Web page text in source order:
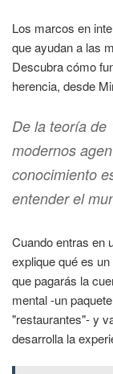
Los marcos en
que ayudan a las
Descubra cómo
herencia, desde
De la teoría de
modernos
conocimiento
entender el
Cuando entras en
explique qué es
que pagarás la
mental -un
"restaurantes"- y
desarrolla la